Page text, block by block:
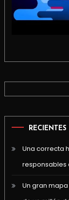
RECIENTES
Una correcta
responsables
Un gran